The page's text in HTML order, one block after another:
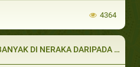
4364
DI NERAKA DARIPADA LAKI-LAKI